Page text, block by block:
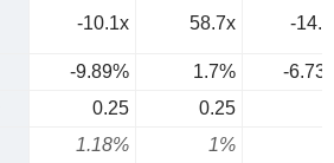
-10.1x 58.7x -
-9.89% 1.7%
-
0.25
0.25
1.18%
1%